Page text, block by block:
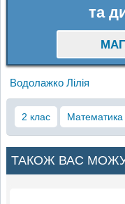
та
Водолажко Лілія
2 клас Математика
ТАКОЖ ВАС